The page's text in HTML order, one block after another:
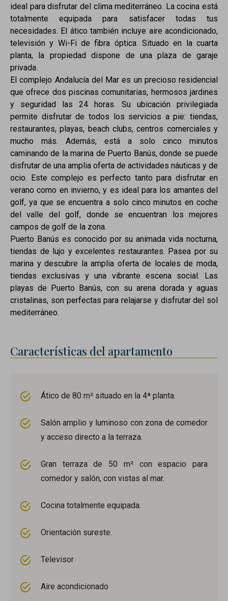
ideal para disfrutar del clima mediterráneo. La cocina está
totalmente equipada para satisfacer todas tus
necesidades. El ático también incluye aire acondicionado,
televisión y Wi-Fi de fibra óptica. Situado en la cuarta
planta, la propiedad dispone de una plaza de garaje
privada.
El complejo Andalucía del Mar es un precioso residencial
que ofrece dos piscinas comunitarias, hermosos jardines
y seguridad las 24 horas. Su ubicación privilegiada
permite disfrutar de todos los servicios a pie: tiendas,
restaurantes, playas, beach clubs, centros comerciales y
mucho más. Además, está a solo cinco minutos
caminando de la marina de Puerto Banús, donde se puede
disfrutar de una amplia oferta de actividades náuticas y de
ocio. Este complejo es perfecto tanto para disfrutar en
verano como en invierno, y es ideal para los amantes del
golf, ya que se encuentra a solo cinco minutos en coche
del valle del golf, donde se encuentran los mejores
campos de golf de la zona.
Puerto Banús es conocido por su animada vida nocturna,
tiendas de lujo y excelentes restaurantes. Pasea por su
marina y descubre la amplia oferta de locales de moda,
tiendas exclusivas y una vibrante escena social. Las
playas de Puerto Banús, con su arena dorada y aguas
cristalinas, son perfectas para relajarse y disfrutar del sol
mediterráneo.
Características del apartamento
Ático de 80 m² situado en la 4ª planta.
Salón amplio y luminoso con zona de comedor
y acceso directo a la terraza.
Gran terraza de 50 m² con espacio para
comedor y salón, con vistas al mar.
Cocina totalmente equipada.
Orientación sureste.
Televisor
Aire acondicionado